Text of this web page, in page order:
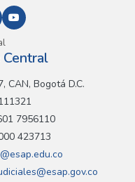
Bogotá D.C.
7956110
423713